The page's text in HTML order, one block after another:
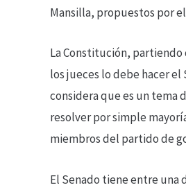
Mansilla, propuestos por
La Constitución,
los jueces lo debe hacer
considera que es un tema
resolver por simple
miembros del partido de
El Senado tiene entre una